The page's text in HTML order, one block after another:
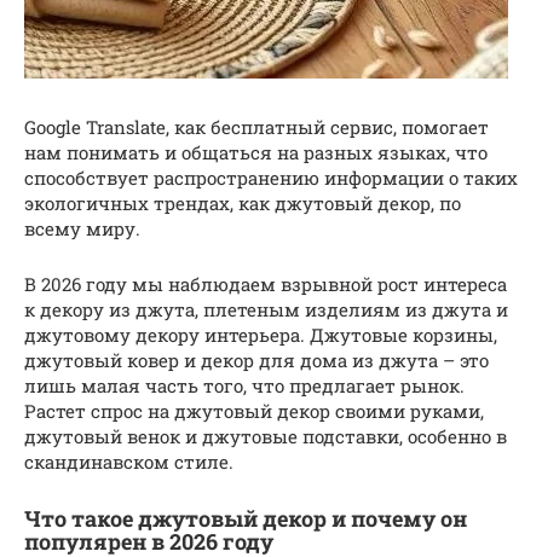
Google Translate, как бесплатный сервис, помогает
нам понимать и общаться на разных языках, что
способствует распространению информации о таких
экологичных трендах, как джутовый декор, по
всему миру.
В 2026 году мы наблюдаем взрывной рост интереса
к декору из джута, плетеным изделиям из джута и
джутовому декору интерьера. Джутовые корзины,
джутовый ковер и декор для дома из джута – это
лишь малая часть того, что предлагает рынок.
Растет спрос на джутовый декор своими руками,
джутовый венок и джутовые подставки, особенно в
скандинавском стиле.
Что такое джутовый декор и почему он
популярен в 2026 году